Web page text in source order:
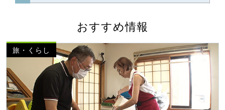
おすすめ情報
旅・くらし